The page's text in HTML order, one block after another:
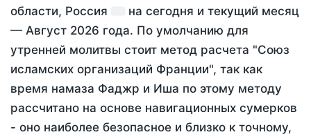
области, Россия
на сегодня и текущий месяц
— Август 2026 года. По умолчанию для
утренней молитвы стоит метод расчета "Союз
исламских организаций Франции", так как
время намаза Фаджр и Иша по этому методу
рассчитано на основе навигационных сумерков
- оно наиболее безопасное и близко к точному,